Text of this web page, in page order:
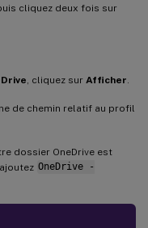
puis cliquez deux fois sur
, cliquez sur Afficher
de chemin relatif au profil
dossier OneDrive est
, ajoutez OneDrive -